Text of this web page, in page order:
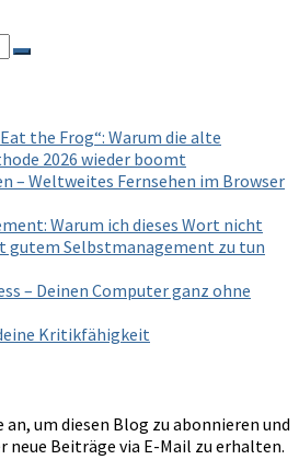
Search
the Frog“: Warum die alte
2026 wieder boomt
– Weltweites Fernsehen im Browser
Warum ich dieses Wort nicht
gutem Selbstmanagement zu tun
– Deinen Computer ganz ohne
Kritikfähigkeit
an, um diesen Blog zu abonnieren und
neue Beiträge via E-Mail zu erhalten.